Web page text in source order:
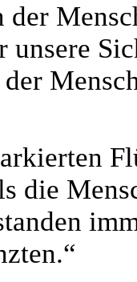
der
unsere